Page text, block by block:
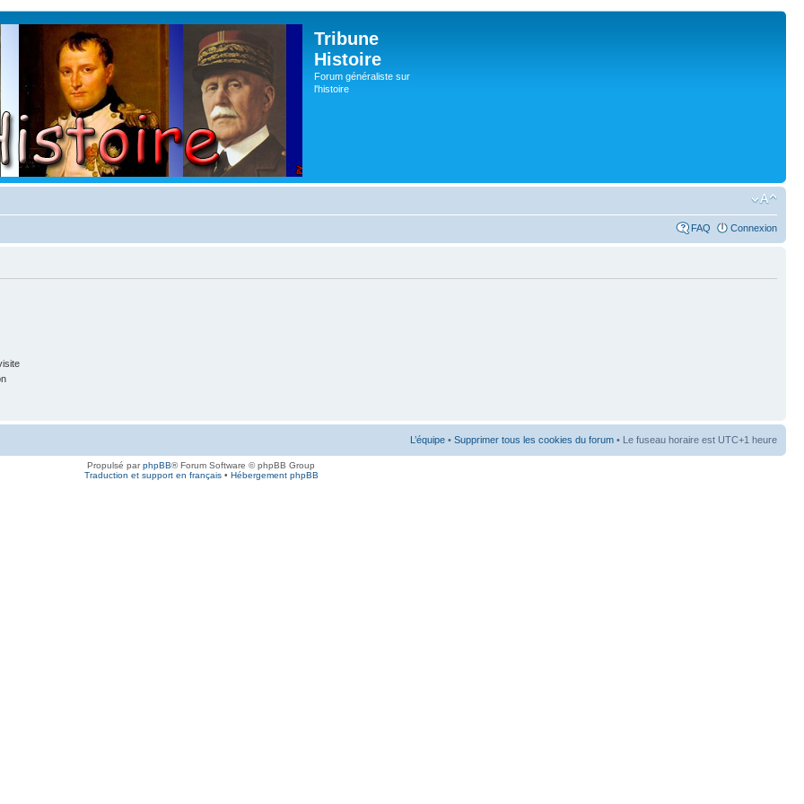
Tribune
Histoire
Forum généraliste sur
l'histoire
FAQ Connexion
L’équipe • Supprimer tous les cookies du forum • Le fuseau horaire est UTC+1 heure
Propulsé parphpBB® Forum Software © phpBB Group
Traduction et support en français• Hébergement phpBB